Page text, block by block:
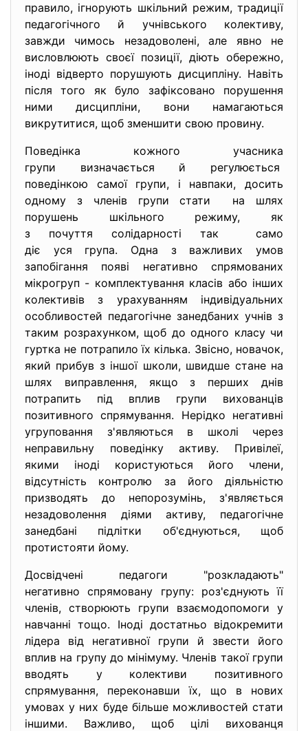
правило, ігнорують шкільний режим, традиції
педагогічного й учнівського колективу,
завжди чимось незадоволені, але явно не
висловлюють своєї позиції, діють обережно,
іноді відверто порушують дисципліну. Навіть
після того як було зафіксовано порушення
ними дисципліни, вони намагаються
викрутитися, щоб зменшити свою провину.
Поведінка кожного учасника
групи визначається й регулюється
поведінкою самої групи, і навпаки, досить
одному з членів групи стати на шлях
порушень шкільного режиму, як
з почуття солідарності так само
діє уся група. Одна з важливих умов
запобігання появі негативно спрямованих
мікрогруп - комплектування класів або інших
колективів з урахуванням індивідуальних
особливостей педагогічне занедбаних учнів з
таким розрахунком, щоб до одного класу чи
гуртка не потрапило їх кілька. Звісно, новачок,
який прибув з іншої школи, швидше стане на
шлях виправлення, якщо з перших днів
потрапить під вплив групи вихованців
позитивного спрямування. Нерідко негативні
угруповання з'являються в школі через
неправильну поведінку активу. Привілеї,
якими іноді користуються його члени,
відсутність контролю за його діяльністю
призводять до непорозумінь, з'являється
незадоволення діями активу, педагогічне
занедбані підлітки об'єднуються, щоб
протистояти йому.
Досвідчені педагоги "розкладають"
негативно спрямовану групу: роз'єднують її
членів, створюють групи взаємодопомоги у
навчанні тощо. Іноді достатньо відокремити
лідера від негативної групи й звести його
вплив на групу до мінімуму. Членів такої групи
вводять у колективи позитивного
спрямування, переконавши їх, що в нових
умовах у них буде більше можливостей стати
іншими. Важливо, щоб цілі вихованця